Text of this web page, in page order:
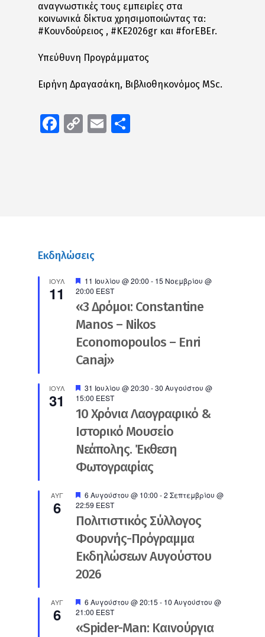
αναγνωστικές τους εμπειρίες στα
κοινωνικά δίκτυα χρησιμοποιώντας τα:
#Κουνδούρειος , #ΚΕ2026gr και #forEBEr.
Υπεύθυνη Προγράμματος
Ειρήνη Δραγασάκη, Βιβλιοθηκονόμος MSc.
Facebook
CopyEmail
Εκδηλώσεις
ΙΟΎΛ
11
Προτεινόμενο
11 Ιουλίου @ 20:00 - 15 Νοεμβρίου @
20:00 EEST
«3 Δρόμοι: Constantine
Manos – Nikos
Economopoulos – Enri
Canaj»
ΙΟΎΛ
31
Προτεινόμενο
31 Ιουλίου @ 20:30 -30 Αυγούστου @
15:00 EEST
10 Χρόνια Λαογραφικό &
Ιστορικό Μουσείο
Νεάπολης. Έκθεση
Φωτογραφίας
ΑΥΓ
6
Προτεινόμενο
6 Αυγούστου @ 10:00 -2 Σεπτεμβρίου @
22:59 EEST
Πολιτιστικός Σύλλογος
Φουρνής-Πρόγραμμα
Εκδηλώσεων Αυγούστου
2026
ΑΥΓ
6
Προτεινόμενο
6 Αυγούστου @ 20:15 - 10 Αυγούστου @
21:00 EEST
«Spider-Man: Καινούργια